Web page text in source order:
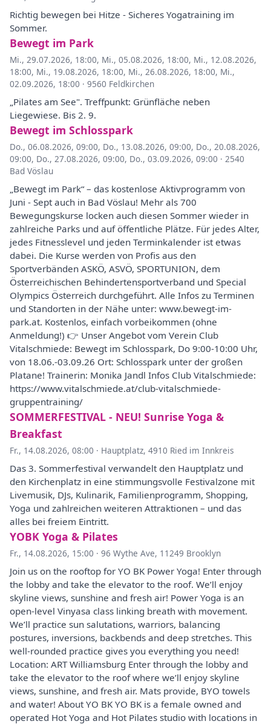
Richtig bewegen bei Hitze - Sicheres Yogatraining im
Sommer.
Bewegt im Park
Mi., 29.07.2026, 18:00, Mi., 05.08.2026, 18:00, Mi., 12.08.2026,
18:00, Mi., 19.08.2026, 18:00, Mi., 26.08.2026, 18:00, Mi.,
02.09.2026, 18:00 · 9560 Feldkirchen
„Pilates am See". Treffpunkt: Grünfläche neben
Liegewiese. Bis 2. 9.
Bewegt im Schlosspark
Do., 06.08.2026, 09:00, Do., 13.08.2026, 09:00, Do., 20.08.2026,
09:00, Do., 27.08.2026, 09:00, Do., 03.09.2026, 09:00 · 2540
Bad Vöslau
„Bewegt im Park“ – das kostenlose Aktivprogramm von
Juni - Sept auch in Bad Vöslau! Mehr als 700
Bewegungskurse locken auch diesen Sommer wieder in
zahlreiche Parks und auf öffentliche Plätze. Für jedes Alter,
jedes Fitnesslevel und jeden Terminkalender ist etwas
dabei. Die Kurse werden von Profis aus den
Sportverbänden ASKÖ, ASVÖ, SPORTUNION, dem
Österreichischen Behindertensportverband und Special
Olympics Österreich durchgeführt. Alle Infos zu Terminen
und Standorten in der Nähe unter: www.bewegt-im-
park.at. Kostenlos, einfach vorbeikommen (ohne
Anmeldung!) 👉 Unser Angebot vom Verein Club
Vitalschmiede: Bewegt im Schlosspark, Do 9:00-10:00 Uhr,
von 18.06.-03.09.26 Ort: Schlosspark unter der großen
Platane! Trainerin: Monika Jandl Infos Club Vitalschmiede:
https://www.vitalschmiede.at/club-vitalschmiede-
gruppentraining/
SOMMERFESTIVAL - NEU! Sunrise Yoga &
Breakfast
Fr., 14.08.2026, 08:00 · Hauptplatz, 4910 Ried im Innkreis
Das 3. Sommerfestival verwandelt den Hauptplatz und
den Kirchenplatz in eine stimmungsvolle Festivalzone mit
Livemusik, DJs, Kulinarik, Familienprogramm, Shopping,
Yoga und zahlreichen weiteren Attraktionen – und das
alles bei freiem Eintritt.
YOBK Yoga & Pilates
Fr., 14.08.2026, 15:00 · 96 Wythe Ave, 11249 Brooklyn
Join us on the rooftop for YO BK Power Yoga! Enter through
the lobby and take the elevator to the roof. We’ll enjoy
skyline views, sunshine and fresh air! Power Yoga is an
open-level Vinyasa class linking breath with movement.
We’ll practice sun salutations, warriors, balancing
postures, inversions, backbends and deep stretches. This
well-rounded practice gives you everything you need!
Location: ART Williamsburg Enter through the lobby and
take the elevator to the roof where we’ll enjoy skyline
views, sunshine, and fresh air. Mats provide, BYO towels
and water! About YO BK YO BK is a female owned and
operated Hot Yoga and Hot Pilates studio with locations in